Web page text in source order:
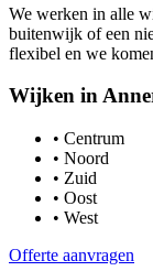
We werken in alle
buitenwijk of een
flexibel en we
Wijken in
• Centrum
• Noord
• Zuid
• Oost
• West
Offerte aanvragen